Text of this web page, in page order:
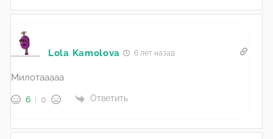
Lola Kamolova 6 лет назад
Милотааааа
6 0 Ответить